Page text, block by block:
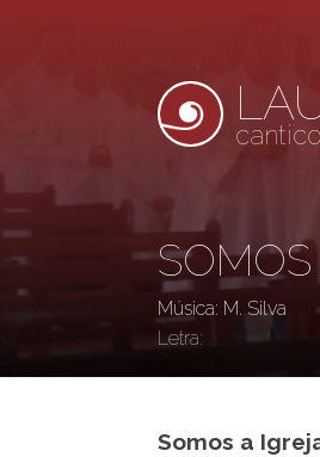
SOMOS
Música: M. Silva
Letra:
Somos a